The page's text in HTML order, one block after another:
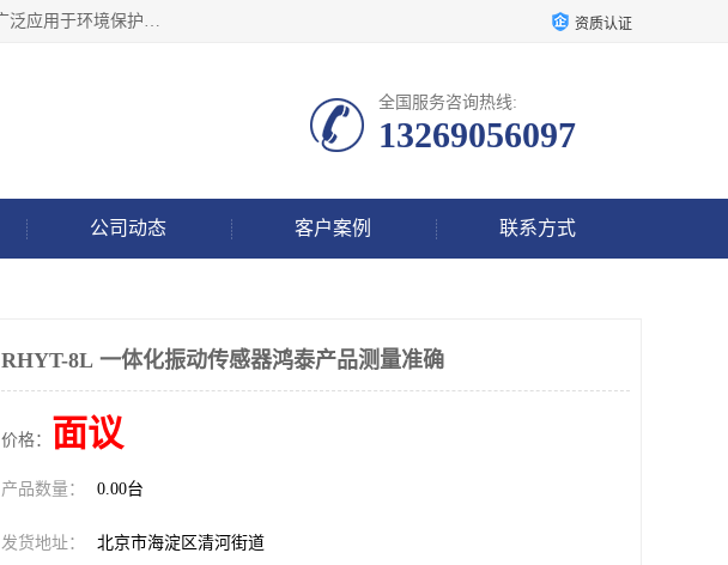
北京鸿泰顺达科技有限公司主要经营电子产品、机械设备、通讯设备、五金、交电等电子机械类产品；产品广泛应用于环境保护、石油化工、电力电子、冶金建筑、煤炭、农业、卫生防疫、教育科研等行业。并成功的与各地环境监测站、污水处理厂、卷烟厂、电厂、高校、科学院所、卫生防疫部门、煤矿、石化厂等用户建立了密切的合作关系。 资质认证
全国服务咨询热线:
13269056097
公司动态 客户案例 联系方式
RHYT-8L 一体化振动传感器鸿泰产品测量准确
价格： 面议
产品数量： 0.00台
发货地址： 北京市海淀区清河街道